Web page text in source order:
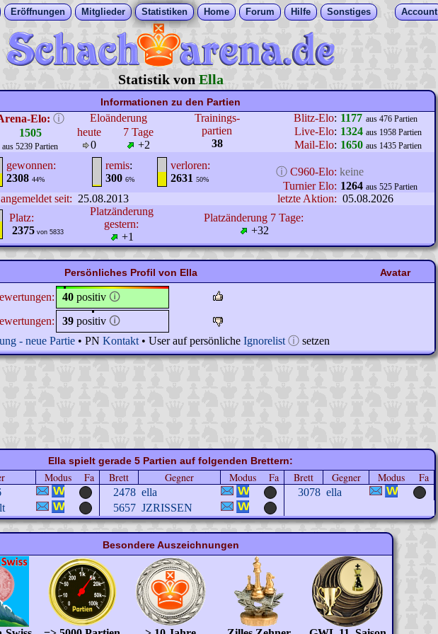
Eröffnungen Mitglieder Statistiken Home Forum Hilfe Sonstiges Account
Statistik von Ella
Informationen zu den Partien
Elo: ⓘ
1505
aus 5239 Partien
Eloänderung
Trainings-
partien
38
Blitz-Elo: 1177 aus 476 Partien
heute
0
7 Tage
+2
Live-Elo: 1324 aus 1958 Partien
Mail-Elo: 1650 aus 1435 Partien
gewonnen:
2308 44%
remis:
300 6%
verloren:
2631 50%
ⓘ C960-Elo: keine
Turnier Elo: 1264 aus 525 Partien
angemeldet seit: 25.08.2013 letzte Aktion: 05.08.2026
Platz:
2375 von 5833
Platzänderung
gestern:
+1
Platzänderung 7 Tage:
+32
Persönliches Profil von Ella Avatar
40 positiv 🛈
39 positiv 🛈
- neue Partie • PN Kontakt • User auf persönliche Ignorelist ⓘ setzen
Ella spielt gerade 5 Partien auf folgenden Brettern:
Modus Fa Brett Gegner Modus Fa Brett Gegner Modus Fa
2478 ella 3078 ella
5657 JZRISSEN
Besondere Auszeichnungen